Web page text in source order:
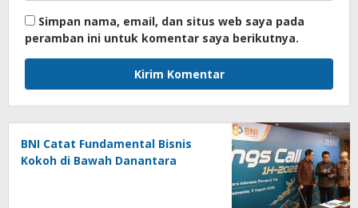
Simpan nama, email, dan situs web saya pada
peramban ini untuk komentar saya berikutnya.
BNI Catat Fundamental Bisnis
Kokoh di Bawah Danantara